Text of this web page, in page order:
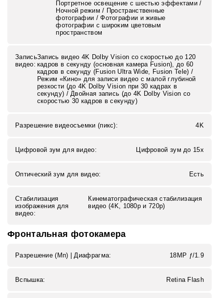
Портретное освещение с шестью эффектами /
Ночной режим / Пространственные
фотографии / Фотографии и живые
фотографии с широким цветовым
пространством
Запись
видео:
Запись видео 4K Dolby Vision со скоростью до 120
кадров в секунду (основная камера Fusion), до 60
кадров в секунду (Fusion Ultra Wide, Fusion Tele) /
Режим «Кино» для записи видео с малой глубиной
резкости (до 4K Dolby Vision при 30 кадрах в
секунду) / Двойная запись (до 4K Dolby Vision со
скоростью 30 кадров в секунду)
Разрешение видеосъемки (пикс): 4K
Цифровой зум для видео: Цифровой зум до 15x
Оптический зум для видео: Есть
Стабилизация
изображения для
видео:
Кинематографическая стабилизация
видео (4K, 1080p и 720p)
Фронтальная фотокамера
Разрешение (Мп) | Диафрагма: 18MP ƒ/1.9
Вспышка: Retina Flash